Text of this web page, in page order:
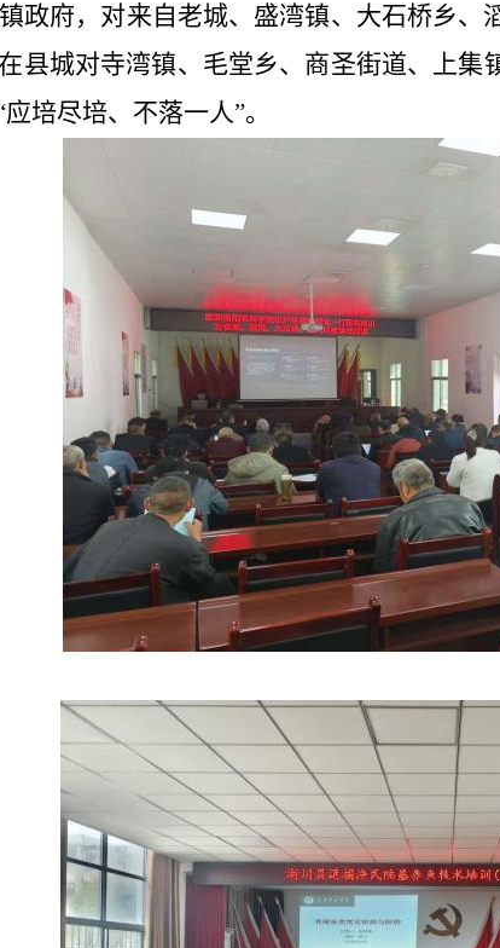
政府，对来自老城、 盛湾镇、大石桥乡、
在县城对寺湾镇、毛堂乡、商圣街道、上集
应培尽培、不落一人”。